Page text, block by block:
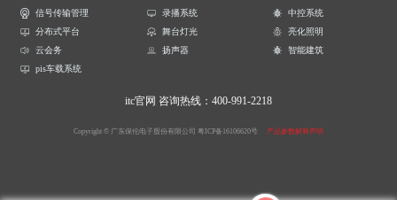
信号传输管理
录播系统
中控系统
分布式平台
舞台灯光
亮化照明
云会务
扬声器
智能建筑
pis车载系统
itc官网 咨询热线：400-991-2218
Copyright © 广东保伦电子股份有限公司 粤ICP备16106620号 产品参数解释声明